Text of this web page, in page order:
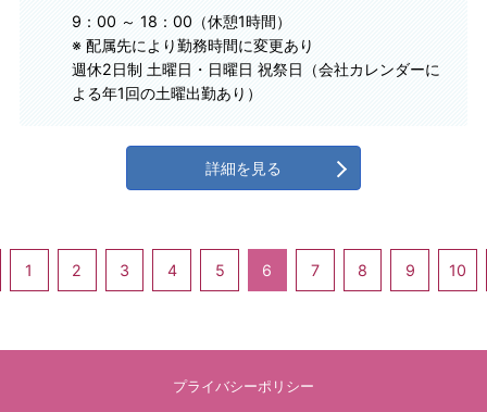
9：00 ～ 18：00（休憩1時間）
※ 配属先により勤務時間に変更あり
週休2日制 土曜日・日曜日 祝祭日（会社カレンダーに
よる年1回の土曜出勤あり）
詳細を見る
1 2 3 4 5 6 7 8 9 10
プライバシーポリシー